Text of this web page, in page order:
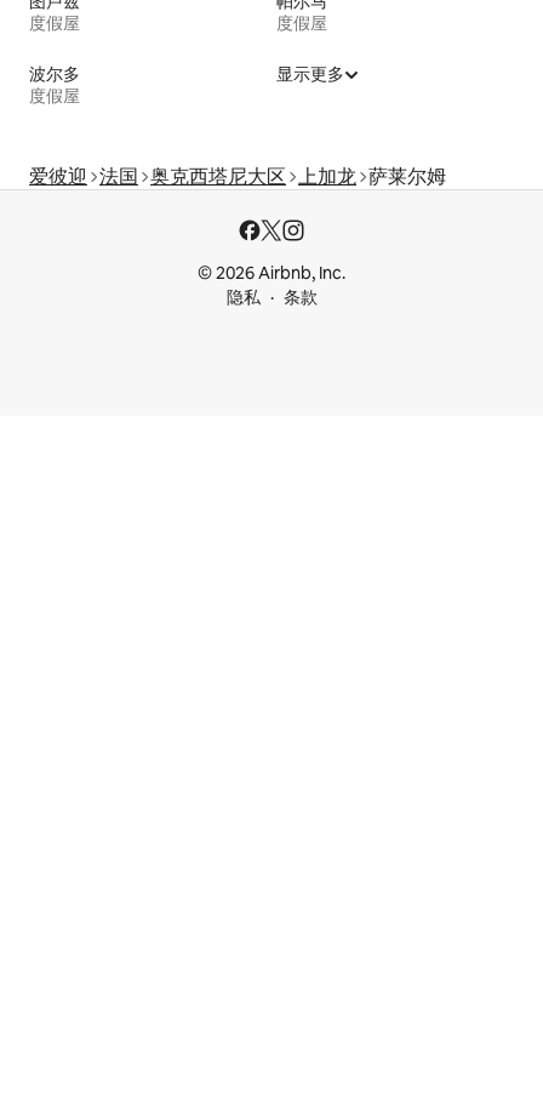
度假屋
度假屋
波尔多
度假屋
显示更多
爱彼迎 法国 奥克西塔尼大区 上加龙 萨莱尔姆
© 2026 Airbnb, Inc.
隐私
条款